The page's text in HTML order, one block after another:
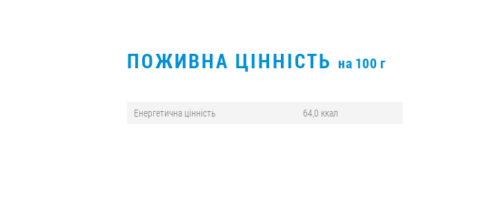
ПОЖИВНА ЦІННІСТЬ на 100 г
Енергетична цінність 64,0 ккал